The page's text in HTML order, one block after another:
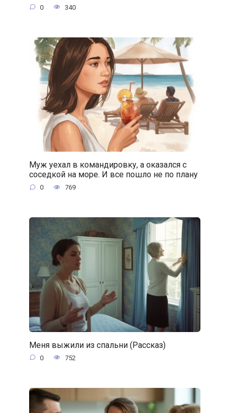
0 340
Муж уехал в командировку, а оказался с
соседкой на море. И все пошло не по плану
0 769
Меня выжили из спальни (Рассказ)
0 752